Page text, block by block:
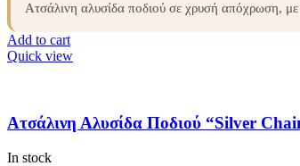
Ατσάλινη αλυσίδα ποδιού σε χρυσή απόχρωση,
Add to cart
Quick view
Ατσάλινη Αλυσίδα Ποδιού “Silver
In stock